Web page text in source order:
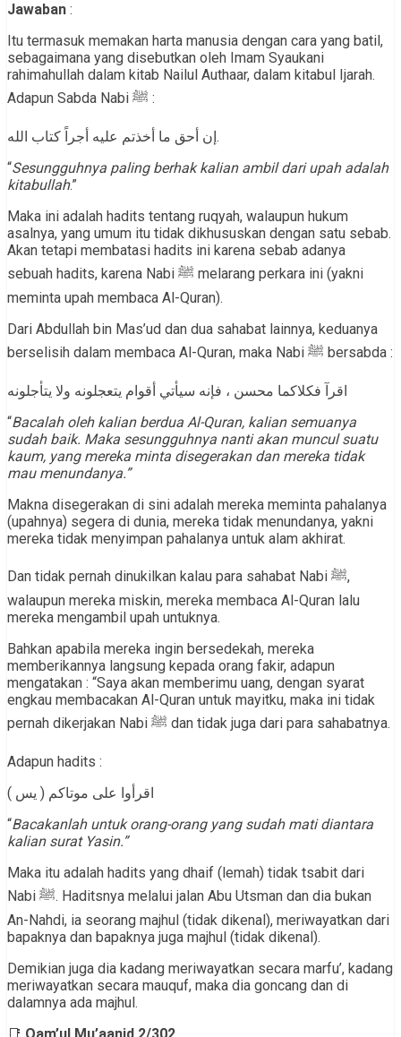
Jawaban :
Itu termasuk memakan harta manusia dengan cara yang batil,
sebagaimana yang disebutkan oleh Imam Syaukani
rahimahullah dalam kitab Nailul Authaar, dalam kitabul Ijarah.
Adapun Sabda Nabi ﷺ :
إن أحق ما أخذتم عليه أجراً كتاب الله.
“Sesungguhnya paling berhak kalian ambil dari upah adalah
kitabullah.”
Maka ini adalah hadits tentang ruqyah, walaupun hukum
asalnya, yang umum itu tidak dikhususkan dengan satu sebab.
Akan tetapi membatasi hadits ini karena sebab adanya
sebuah hadits, karena Nabi ﷺ melarang perkara ini (yakni
meminta upah membaca Al-Quran).
Dari Abdullah bin Mas’ud dan dua sahabat lainnya, keduanya
berselisih dalam membaca Al-Quran, maka Nabi ﷺ bersabda :
اقرآ فكلاكما محسن ، فإنه سيأتي أقوام يتعجلونه ولا يتأجلونه
“Bacalah oleh kalian berdua Al-Quran, kalian semuanya
sudah baik. Maka sesungguhnya nanti akan muncul suatu
kaum, yang mereka minta disegerakan dan mereka tidak
mau menundanya.”
Makna disegerakan di sini adalah mereka meminta pahalanya
(upahnya) segera di dunia, mereka tidak menundanya, yakni
mereka tidak menyimpan pahalanya untuk alam akhirat.
Dan tidak pernah dinukilkan kalau para sahabat Nabi ﷺ,
walaupun mereka miskin, mereka membaca Al-Quran lalu
mereka mengambil upah untuknya.
Bahkan apabila mereka ingin bersedekah, mereka
memberikannya langsung kepada orang fakir, adapun
mengatakan : “Saya akan memberimu uang, dengan syarat
engkau membacakan Al-Quran untuk mayitku, maka ini tidak
pernah dikerjakan Nabi ﷺ dan tidak juga dari para sahabatnya.
Adapun hadits :
اقرأوا على موتاكم ( يس )
“Bacakanlah untuk orang-orang yang sudah mati diantara
kalian surat Yasin.”
Maka itu adalah hadits yang dhaif (lemah) tidak tsabit dari
Nabi ﷺ. Haditsnya melalui jalan Abu Utsman dan dia bukan
An-Nahdi, ia seorang majhul (tidak dikenal), meriwayatkan dari
bapaknya dan bapaknya juga majhul (tidak dikenal).
Demikian juga dia kadang meriwayatkan secara marfu’, kadang
meriwayatkan secara mauquf, maka dia goncang dan di
dalamnya ada majhul.